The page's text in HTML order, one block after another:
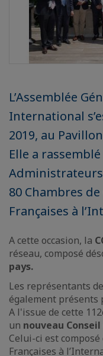
L’Assemblée
International
2019, au
Elle a
80 Chambres
Françaises à
A cette occasion, la
réseau, composé
pays.
Les représentants
également présents
A l'issue de cette
un nouveau
Celui-ci est
Françaises à